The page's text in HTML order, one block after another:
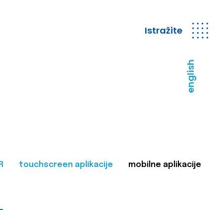
Istražite
english
touchscreen aplikacije mobilne aplikacije